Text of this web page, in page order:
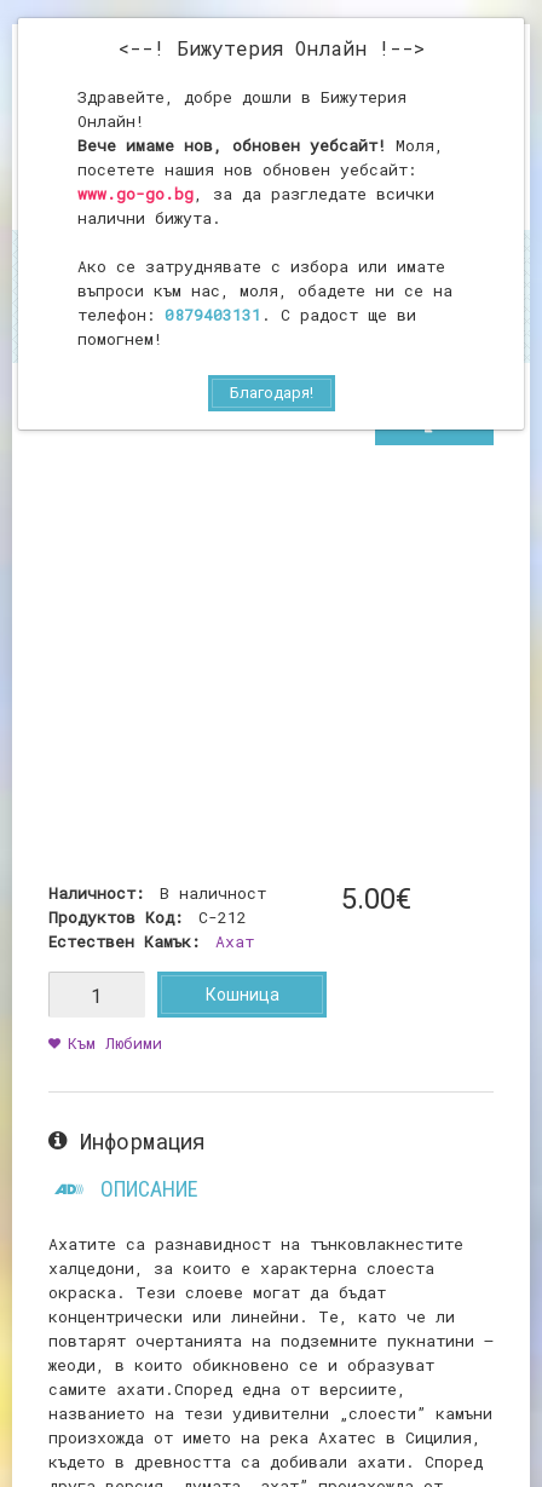
<--! Бижутерия Онлайн !-->
Здравейте, добре дошли в Бижутерия
Онлайн!
Вече имаме нов, обновен уебсайт! Моля,
посетете нашия нов обновен уебсайт:
www.go-go.bg, за да разгледате всички
налични бижута.
Ако се затруднявате с избора или имате
въпроси към нас, моля, обадете ни се на
телефон: 0879403131 . С радост ще ви
помогнем!
Благодаря!
Начало Висулка от ахат
Висулка от ахат
Наличност:
В наличност
Продуктов Код:
C-212
Естествен Камък:
Ахат
5.00€
Кошница
Към Любими
Информация
ОПИСАНИЕ
Ахатите са разнавидност на тънковлакнестите
халцедони, за които е характерна слоеста
окраска. Тези слоеве могат да бъдат
концентрически или линейни. Те, като че ли
повтарят очертанията на подземните пукнатини –
жеоди, в които обикновено се и образуват
самите ахати.Според една от версиите,
названието на тези удивителни „слоести” камъни
произхожда от името на река Ахатес в Сицилия,
където в древността са добивали ахати. Според